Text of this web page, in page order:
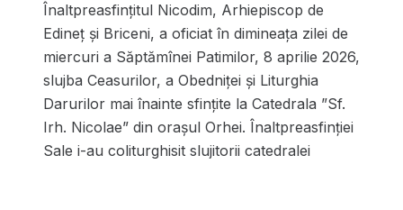
Înaltpreasfințitul Nicodim, Arhiepiscop de
Edineț și Briceni, a oficiat în dimineața zilei de
miercuri a Săptămînei Patimilor, 8 aprilie 2026,
slujba Ceasurilor, a Obedniței și Liturghia
Darurilor mai înainte sfințite la Catedrala ”Sf.
Irh. Nicolae” din orașul Orhei. Înaltpreasfinției
Sale i-au coliturghisit slujitorii catedralei